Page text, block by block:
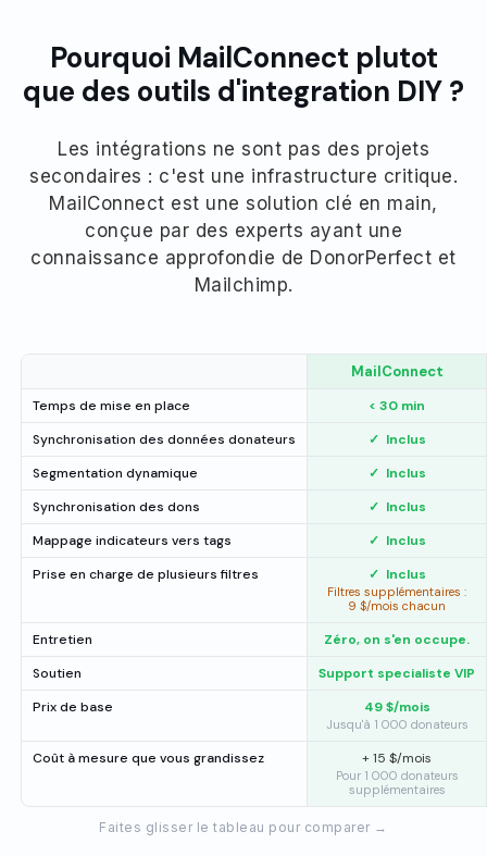
Pourquoi MailConnect plutot
que des outils d'integration DIY ?
Les intégrations ne sont pas des projets
secondaires : c'est une infrastructure critique.
MailConnect est une solution clé en main,
conçue par des experts ayant une
connaissance approfondie de DonorPerfect et
Mailchimp.
MailConnect
Temps de mise en place
< 30 min
Synchronisation des données donateurs
✓ Inclus
Segmentation dynamique
✓ Inclus
Synchronisation des dons
✓ Inclus
Mappage indicateurs vers tags
✓ Inclus
Prise en charge de plusieurs filtres
✓ Inclus
Filtres supplémentaires :
9 $/mois chacun
Entretien
Zéro, on s'en occupe.
Soutien
Support specialiste VIP
Prix de base
49 $/mois
Jusqu'à 1 000 donateurs
Coût à mesure que vous grandissez + 15 $/mois
Pour 1 000 donateurs
supplémentaires
Faites glisser le tableau pour comparer →